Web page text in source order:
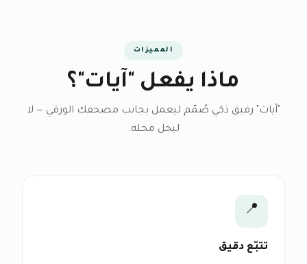
المميزات
ماذا يفعل "آيات"؟
"آيات" رفيق ذكي صُمّم ليعمل بجانب مصحفك الورقي — لا
ليحل محله.
📍
تتبّع دقيق